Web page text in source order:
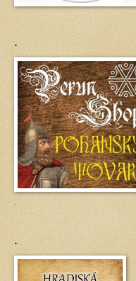
.
.
.